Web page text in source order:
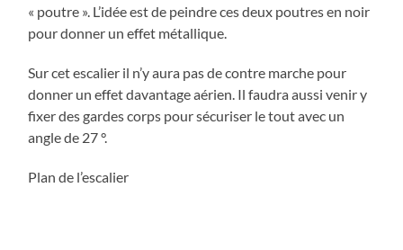
« poutre ». L’idée est de peindre ces deux poutres en noir
pour donner un effet métallique.
Sur cet escalier il n’y aura pas de contre marche pour
donner un effet davantage aérien. Il faudra aussi venir y
fixer des gardes corps pour sécuriser le tout avec un
angle de 27 °.
Plan de l’escalier